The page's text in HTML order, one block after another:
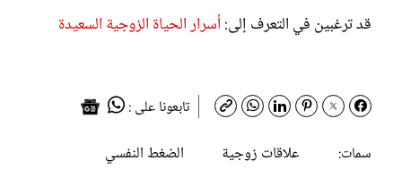
قد ترغبين في التعرف إلى:أسرار الحياة الزوجية السعيدة
تابعونا على :
سمات:
علاقات زوجية
الضغط النفسي